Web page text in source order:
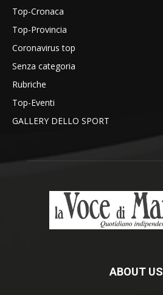
Top-Cronaca
Top-Provincia
Coronavirus top
Senza categoria
Rubriche
Top-Eventi
GALLERY DELLO SPORT
ABOUT US